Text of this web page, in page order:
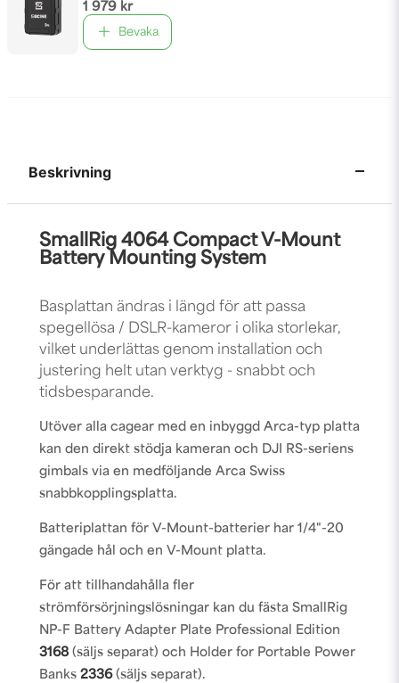
1 979 kr
Bevaka
Beskrivning
SmallRig 4064 Compact V-Mount
Battery Mounting System
Basplattan ändras i längd för att passa
spegellösa / DSLR-kameror i olika storlekar,
vilket underlättas genom installation och
justering helt utan verktyg - snabbt och
tidsbesparande.
Utöver alla cagear med en inbyggd Arca-typ platta
kan den direkt stödja kameran och DJI RS-seriens
gimbals via en medföljande Arca Swiss
snabbkopplingsplatta.
Batteriplattan för V-Mount-batterier har 1/4"-20
gängade hål och en V-Mount platta.
För att tillhandahålla fler
strömförsörjningslösningar kan du fästa SmallRig
NP-F Battery Adapter Plate Professional Edition
3168 (säljs separat) och Holder for Portable Power
Banks 2336(säljs separat).